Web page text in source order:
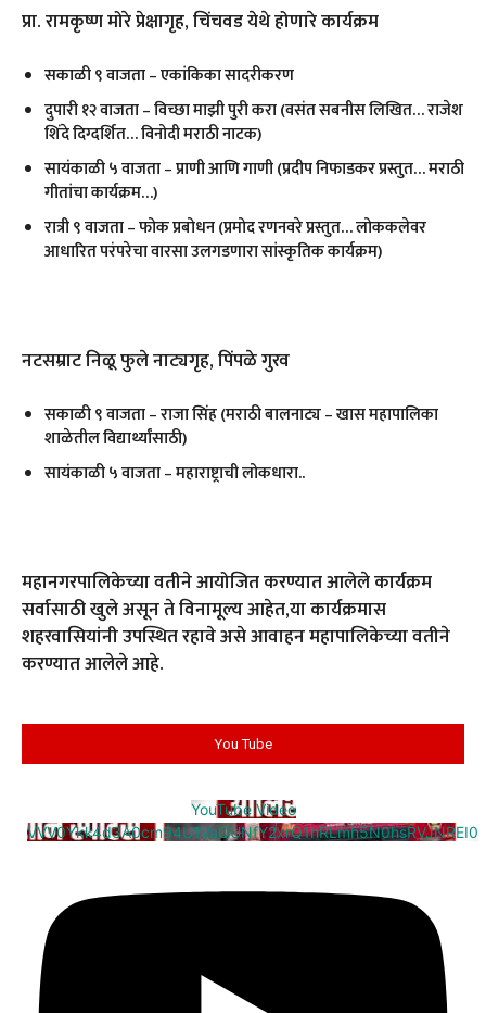
प्रा. रामकृष्ण मोरे प्रेक्षागृह,चिंचवड येथे होणारे कार्यक्रम
सकाळी ९ वाजता–एकांकिका सादरीकरण
दुपारी १२ वाजता–विच्छा माझी पुरी करा (वसंत सबनीस लिखित… राजेश
शिंदे दिग्दर्शित… विनोदी मराठी नाटक)
सायंकाळी ५ वाजता–प्राणी आणि गाणी (प्रदीप निफाडकर प्रस्तुत… मराठी
गीतांचा कार्यक्रम…)
रात्री ९ वाजता–फोक प्रबोधन (प्रमोद रणनवरे प्रस्तुत… लोककलेवर
आधारित परंपरेचा वारसा उलगडणारा सांस्कृतिक कार्यक्रम)
नटसम्राट निळू फुले नाट्यगृह,पिंपळे गुरव
सकाळी ९ वाजता–राजा सिंह (मराठी बालनाट्य–खास महापालिका
शाळेतील विद्यार्थ्यांसाठी)
सायंकाळी ५ वाजता–महाराष्ट्राची लोकधारा..
महानगरपालिकेच्या वतीने आयोजित करण्यात आलेले कार्यक्रम
सर्वासाठी खुले असून ते विनामूल्य आहेत,या कार्यक्रमास
शहरवासियांनी उपस्थित रहावे असे आवाहन महापालिकेच्या वतीने
करण्यात आलेले आहे.
You Tube
YouTube Video
VVV0Ykk4d3A0cm94U1VaQUNfY2xrQ1hRLmh5N0hsRVJNREI0